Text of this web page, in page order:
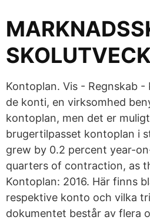
Kontoplan. Vis - Regnskab
de konti, en virksomhed
kontoplan, men det er
brugertilpasset kontoplan i
grew by 0.2 percent year-
quarters of contraction, as
Kontoplan: 2016. Här finns
respektive konto och vilka
dokumentet består av flera